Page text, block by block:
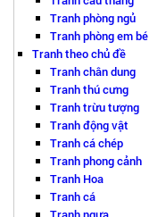
Tranh phòng ngủ
Tranh phòng em bé
Tranh theo chủ đề
Tranh chân dung
Tranh thú cưng
Tranh trừu tượng
Tranh động vật
Tranh cá chép
Tranh phong cảnh
Tranh Hoa
Tranh cá